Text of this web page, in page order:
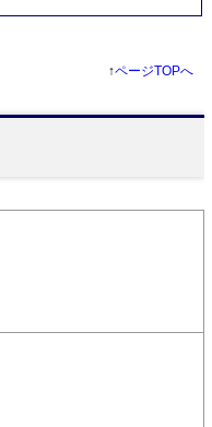
↑ページTOPへ